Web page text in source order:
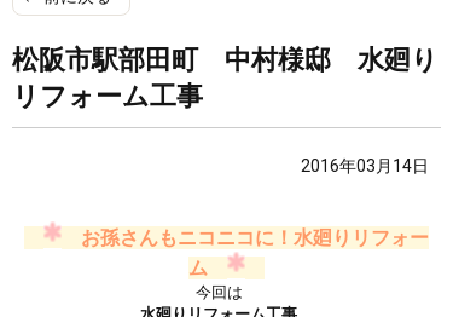
松阪市駅部田町 中村様邸 水廻り
リフォーム工事
2016年03月14日
お孫さんもニコニコに！水廻りリフォー
ム
今回は